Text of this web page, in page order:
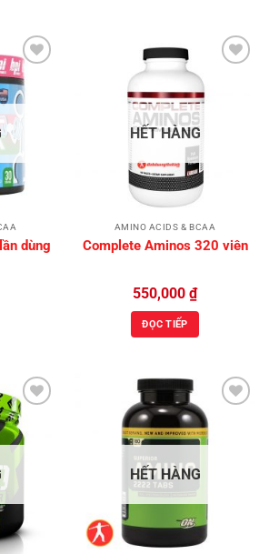
Wishlist
dùng
HẾT HÀNG
AMINO ACIDS & BCAA
Complete Aminos 320 viên
550,000 ₫
ĐỌC TIẾP
Add to
HẾT HÀNG